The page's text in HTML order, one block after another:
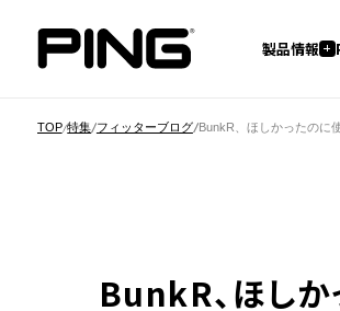
製品情報
TOP 特集 フィッターブログ BunkR、ほしかったのに
BunkR、ほし